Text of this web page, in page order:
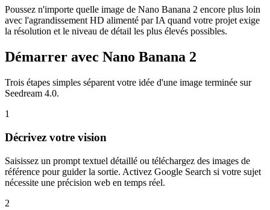
Poussez n'importe quelle image de Nano Banana 2 encore plus loin
avec l'agrandissement HD alimenté par IA quand votre projet exige
la résolution et le niveau de détail les plus élevés possibles.
Démarrer avec Nano Banana 2
Trois étapes simples séparent votre idée d'une image terminée sur
Seedream 4.0.
1
Décrivez votre vision
Saisissez un prompt textuel détaillé ou téléchargez des images de
référence pour guider la sortie. Activez Google Search si votre sujet
nécessite une précision web en temps réel.
2